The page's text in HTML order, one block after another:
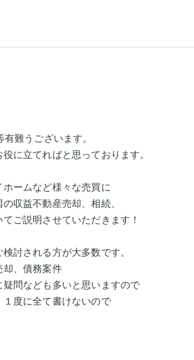
難うございます。
に立てればと思っております。
ームなど様々な売買に
収益不動産売却、相続、
ご説明させていただきます！
討される方が大多数です。
、債務案件
問なども多いと思いますので
度に全て書けないので